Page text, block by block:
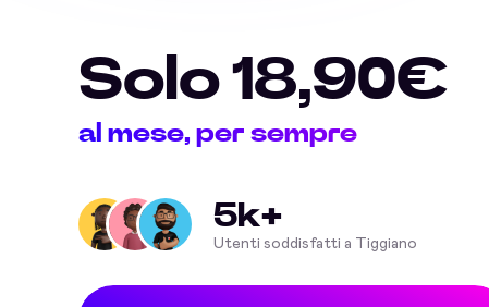
Solo 18,90€
al mese, per sempre
5k+
Utenti soddisfatti a Tiggiano